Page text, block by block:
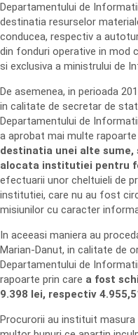
Departamentului de
destinatia resurselor
conducea, respectiv a
din fonduri operative in mod
si exclusiva a ministrului de
De asemenea, in perioada
in calitate de secretar de
Departamentului de
a aprobat mai multe rapoarte
destinatia unei alte sume,
alocata institutiei pentru
efectuarii unor cheltuieli de
institutiei, care nu au fost
misiunilor cu caracter
In aceeasi maniera au
Marian-Danut, in calitate de
Departamentului de
rapoarte prin care a fost
9.398 lei, respectiv
Procurorii au instituit